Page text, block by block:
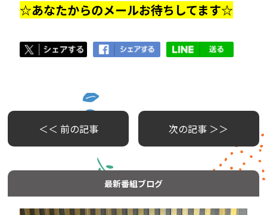
☆あなたからのメールお待ちしてます☆
＜＜ 前の記事 次の記事 ＞＞
最新番組ブログ